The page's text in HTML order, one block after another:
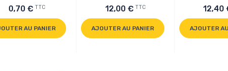
0,70 € TTC
AU PANIER
12,00 € TTC
AJOUTER AU PANIER
12,40
AJOUTER